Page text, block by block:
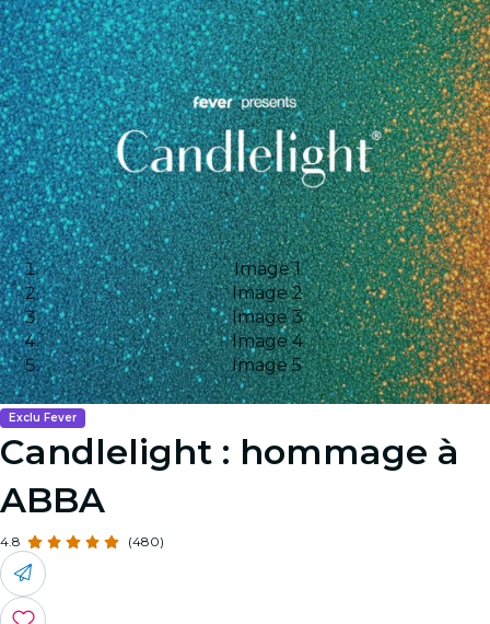
Image 1
Image 2
Image 3
Image 4
Image 5
Exclu Fever
Candlelight : hommage à
ABBA
4.8 (480)